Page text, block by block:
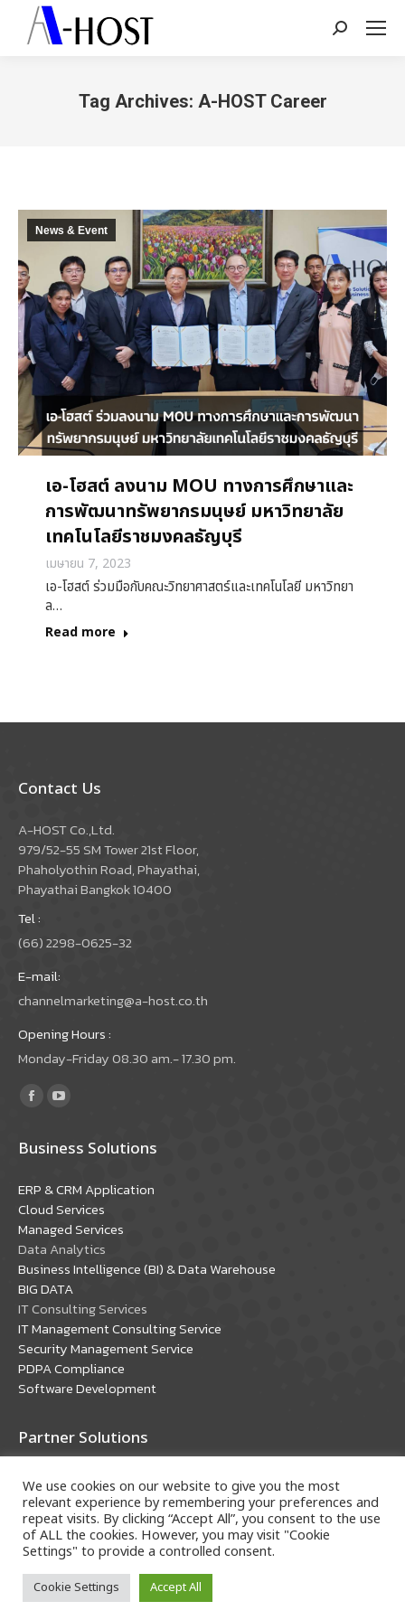
Search:
Tag Archives: A-HOST Career
News & Event
เอ-โฮสต์ ลงนาม MOU ทางการศึกษาและ
การพัฒนาทรัพยากรมนุษย์ มหาวิทยาลัย
เทคโนโลยีราชมงคลธัญบุรี
เมษายน 7, 2023
เอ-โฮสต์ ร่วมมือกับคณะวิทยาศาสตร์และเทคโนโลยี มหาวิทยา
ล…
Read more
Contact Us
A-HOST Co.,Ltd.
979/52-55 SM Tower 21st Floor,
Phaholyothin Road, Phayathai,
Phayathai Bangkok 10400
Tel :
(66) 2298-0625-32
E-mail:
channelmarketing@a-host.co.th
Opening Hours :
Monday-Friday 08.30 am.- 17.30 pm.
Find us on:
Facebook
opens
new
window
YouTube
opens
new
window
Business Solutions
ERP & CRM Application
Cloud Services
Managed Services
Data Analytics
Business Intelligence (BI) & Data Warehouse
BIG DATA
IT Consulting Services
IT Management Consulting Service
Security Management Service
PDPA Compliance
Software Development
Partner Solutions
Oracle Solutions
Microsoft Solutions
Copyright © 2018 A-HOST Company Limited. All rights
We use cookies on our website to give you the most
relevant experience by remembering your preferences and
repeat visits. By clicking “Accept All”, you consent to the use
of ALL the cookies. However, you may visit "Cookie
Settings" to provide a controlled consent.
Cookie Settings Accept All